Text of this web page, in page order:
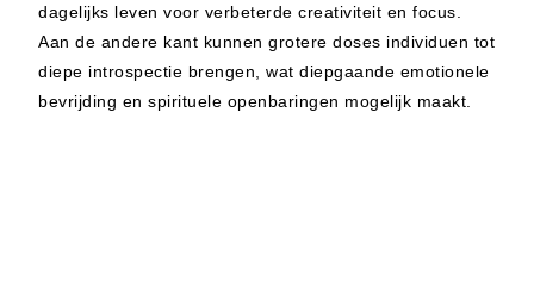
dagelijks leven voor verbeterde creativiteit en focus.
Aan de andere kant kunnen grotere doses individuen tot
diepe introspectie brengen, wat diepgaande emotionele
bevrijding en spirituele openbaringen mogelijk maakt.